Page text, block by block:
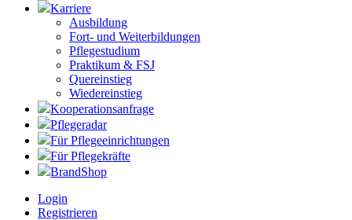
Karriere
Ausbildung
Fort- und Weiterbildungen
Pflegestudium
Praktikum & FSJ
Quereinstieg
Wiedereinstieg
Kooperationsanfrage
Pflegeradar
Für Pflegeeinrichtungen
Für Pflegekräfte
BrandShop
Login
Registrieren